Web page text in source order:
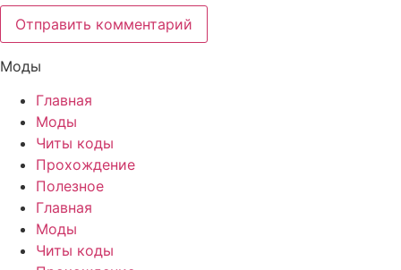
Моды
Главная
Моды
Читы коды
Прохождение
Полезное
Главная
Моды
Читы коды